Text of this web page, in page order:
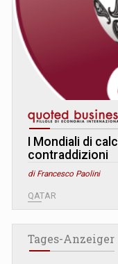
I Mondiali di
contraddizioni
di Francesco Paolini
QATAR
Tages-Anzeiger